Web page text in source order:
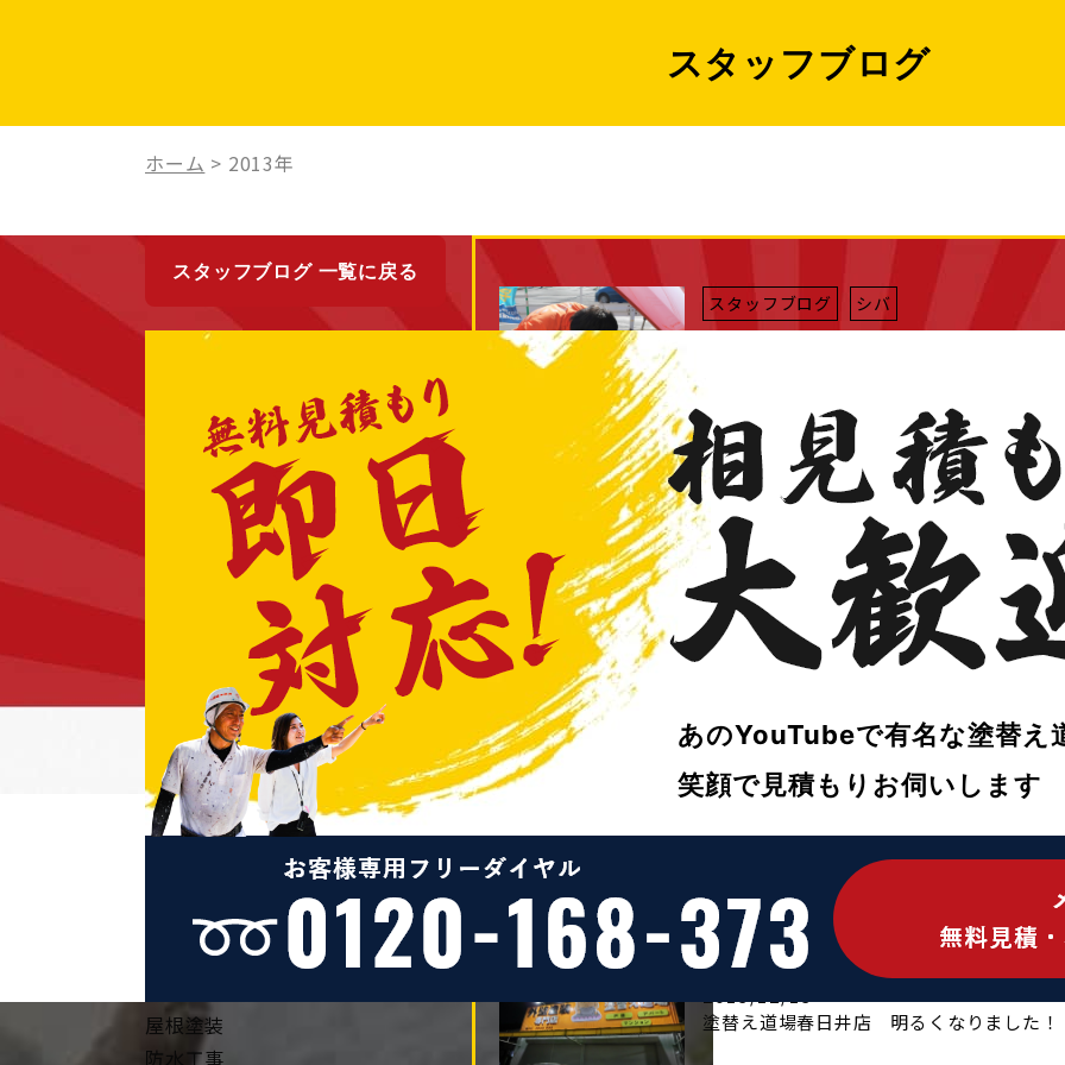
スタッフブログ
ホーム > 2013年
スタッフブログ シバ
2013/12/21
スタッフブログ クボ
2013/12/19
三重県のなばなの里へ
スタッフブログ
2013/12/14
適正希釈量
スタッフブログ アイザワ
2013/12/13
塗替え道場春日井店 明るくなりました！
スタッフブログ 一覧に戻る
2013/12/21
メリークリスマス！！
2013/12/19
三重県のなばなの里へ
塗替え道場春日井店 明るくなり
ました！
2013/12/12
2013年
カテゴリー
Category
屋根塗装
防水工事
あのYouTubeで有名な塗替え
笑顔で見積もりお伺いします